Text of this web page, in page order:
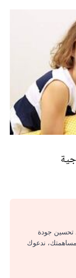
تحسين جودة
مساهمتك، ندعوك